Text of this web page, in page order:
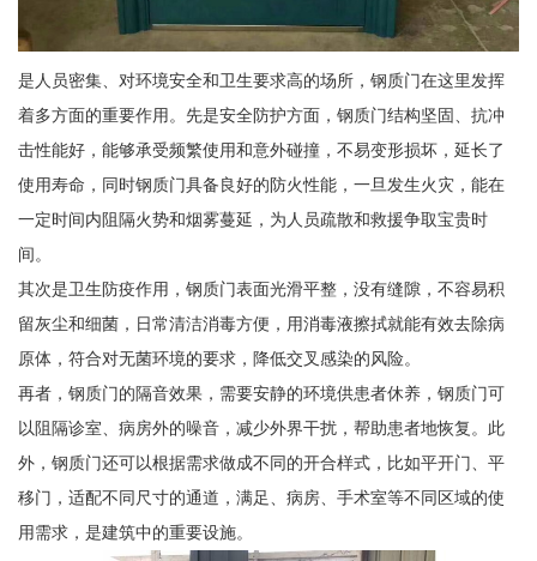
是人员密集、对环境安全和卫生要求高的场所，钢质门在这里发挥
着多方面的重要作用。先是安全防护方面，钢质门结构坚固、抗冲
击性能好，能够承受频繁使用和意外碰撞，不易变形损坏，延长了
使用寿命，同时钢质门具备良好的防火性能，一旦发生火灾，能在
一定时间内阻隔火势和烟雾蔓延，为人员疏散和救援争取宝贵时
间。
其次是卫生防疫作用，钢质门表面光滑平整，没有缝隙，不容易积
留灰尘和细菌，日常清洁消毒方便，用消毒液擦拭就能有效去除病
原体，符合对无菌环境的要求，降低交叉感染的风险。
再者，钢质门的隔音效果，需要安静的环境供患者休养，钢质门可
以阻隔诊室、病房外的噪音，减少外界干扰，帮助患者地恢复。此
外，钢质门还可以根据需求做成不同的开合样式，比如平开门、平
移门，适配不同尺寸的通道，满足、病房、手术室等不同区域的使
用需求，是建筑中的重要设施。